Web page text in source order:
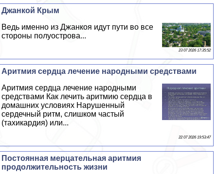
Джанкой Крым
Ведь именно из Джанкоя идут пути во все
стороны полуострова...
23 07 2026 17:35:52
Аритмия сердца лечение народными средствами
Аритмия сердца лечение народными
средствами Как лечить аритмию сердца в
домашних условиях Нарушенный
сердечный ритм, слишком частый
(тахикардия) или...
22 07 2026 19:53:47
Постоянная мерцательная аритмия
продолжительность жизни